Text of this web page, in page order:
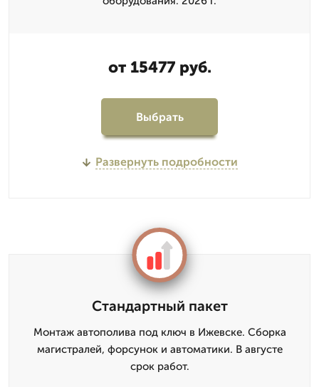
от 15477 руб.
Выбрать
Развернуть подробности
Стандартный пакет
Монтаж автополива под ключ в Ижевске. Сборка
магистралей, форсунок и автоматики. В августе
срок работ.